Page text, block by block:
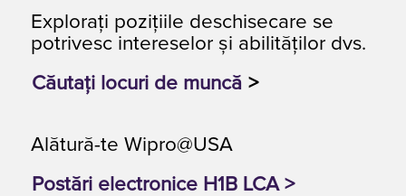
Explorați poziţiile deschisecare se
potrivesc intereselor și abilităților dvs.
Căutați locuri de muncă >
Alătură-te Wipro@USA
Postări electronice H1B LCA >